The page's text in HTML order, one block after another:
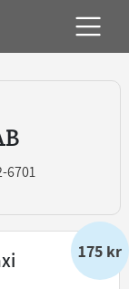
6701
175 kr